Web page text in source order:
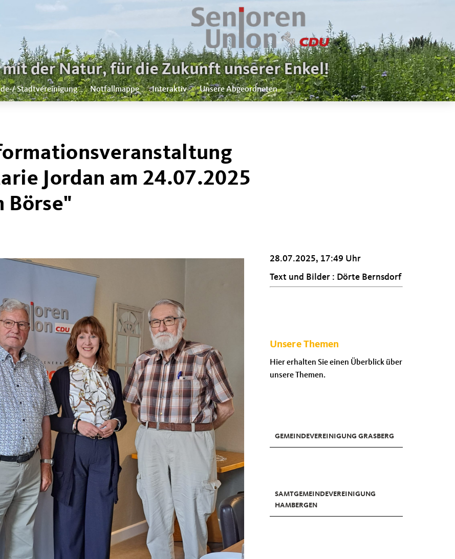
Stadtvereinigung Notfallmappe Interaktiv Unsere Abgeordneten
Jordan am 24.07.2025
Börse"
28.07.2025, 17:49 Uhr
Text und Bilder : Dörte Bernsdorf
Unsere Themen
Hier erhalten Sie einen Überblick über
unsere Themen.
GEMEINDEVEREINIGUNG GRASBERG
SAMTGEMEINDEVEREINIGUNG
HAMBERGEN